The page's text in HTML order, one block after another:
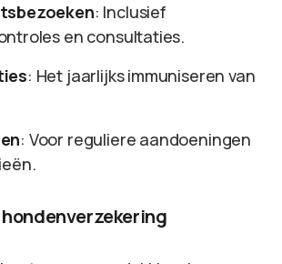
: Inclusief
en consultaties.
: Het jaarlijks immuniseren van
: Voor reguliere aandoeningen